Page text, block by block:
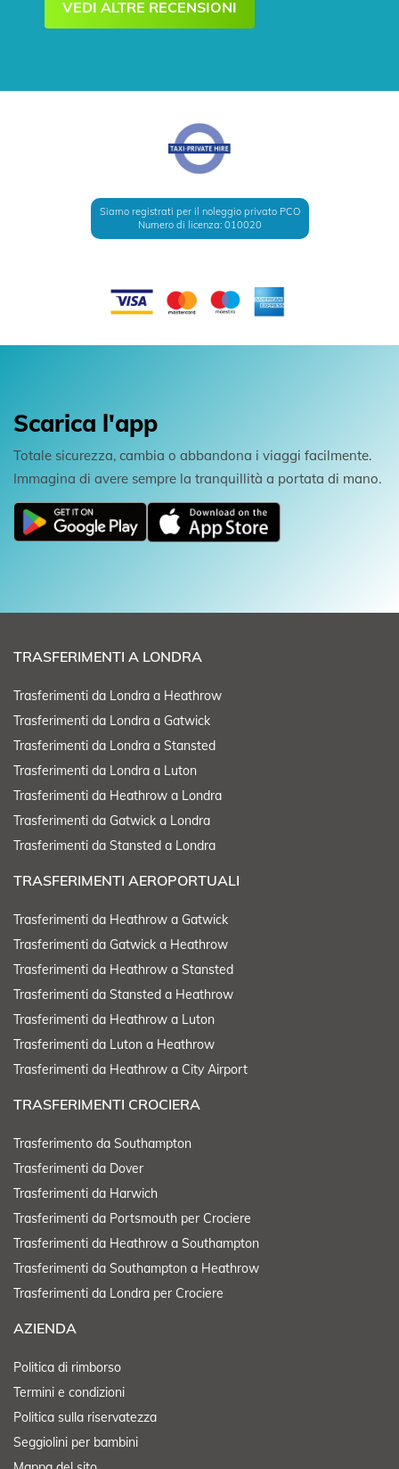
VEDI ALTRE RECENSIONI
Siamo registrati per il noleggio privato PCO
Numero di licenza: 010020
Scarica l'app
Totale sicurezza, cambia o abbandona i viaggi facilmente.
Immagina di avere sempre la tranquillità a portata di mano.
TRASFERIMENTI A LONDRA
Trasferimenti da Londra a Heathrow
Trasferimenti da Londra a Gatwick
Trasferimenti da Londra a Stansted
Trasferimenti da Londra a Luton
Trasferimenti da Heathrow a Londra
Trasferimenti da Gatwick a Londra
Trasferimenti da Stansted a Londra
TRASFERIMENTI AEROPORTUALI
Trasferimenti da Heathrow a Gatwick
Trasferimenti da Gatwick a Heathrow
Trasferimenti da Heathrow a Stansted
Trasferimenti da Stansted a Heathrow
Trasferimenti da Heathrow a Luton
Trasferimenti da Luton a Heathrow
Trasferimenti da Heathrow a City Airport
TRASFERIMENTI CROCIERA
Trasferimento da Southampton
Trasferimenti da Dover
Trasferimenti da Harwich
Trasferimenti da Portsmouth per Crociere
Trasferimenti da Heathrow a Southampton
Trasferimenti da Southampton a Heathrow
Trasferimenti da Londra per Crociere
AZIENDA
Politica di rimborso
Termini e condizioni
Politica sulla riservatezza
Seggiolini per bambini